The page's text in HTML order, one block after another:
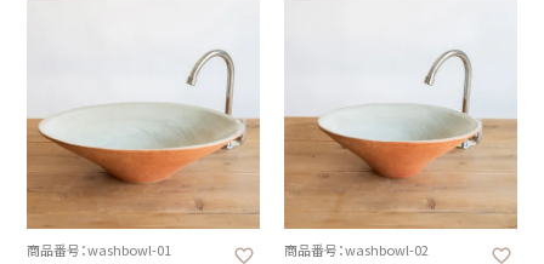
商品番号：washbowl-01 商品番号：washbowl-02